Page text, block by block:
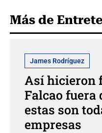
Más de
James Rodríguez
Así hicieron
Falcao fuera
estas son
empresas